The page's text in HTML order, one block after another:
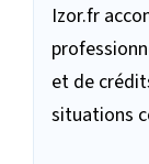
Izor.fr
et de
situations